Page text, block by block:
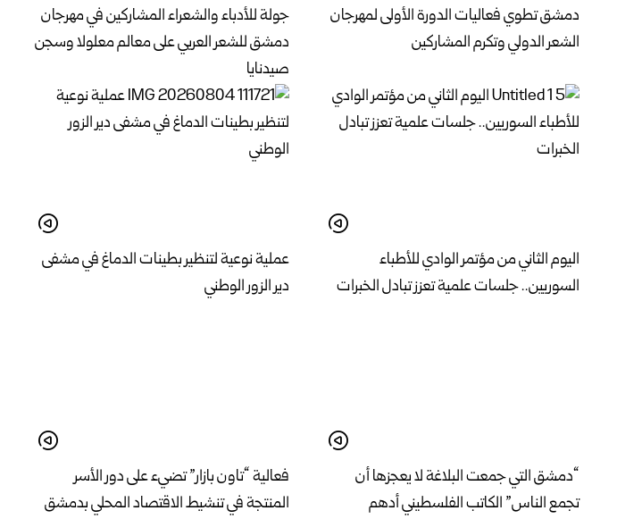
دمشق تطوي فعاليات الدورة الأولى لمهرجان
الشعر الدولي وتكرم المشاركين
جولة للأدباء والشعراء المشاركين في مهرجان
دمشق للشعر العربي على معالم معلولا وسجن
صيدنايا
اليوم الثاني من مؤتمر الوادي للأطباء
السوريين.. جلسات علمية تعزز تبادل الخبرات
عملية نوعية لتنظير بطينات الدماغ في مشفى
دير الزور الوطني
“دمشق التي جمعت البلاغة لا يعجزها أن
تجمع الناس” الكاتب الفلسطيني أدهم
فعالية “تاون بازار” تضيء على دور الأسر
المنتجة في تنشيط الاقتصاد المحلي بدمشق